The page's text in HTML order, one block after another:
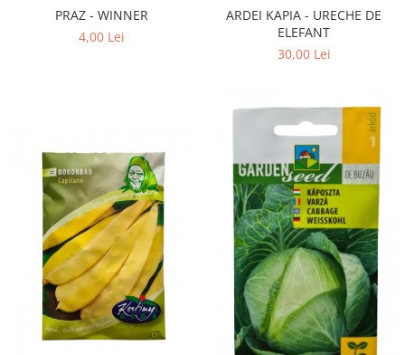
PRAZ - WINNER
4,00 Lei
ARDEI KAPIA - URECHE DE
ELEFANT
30,00 Lei